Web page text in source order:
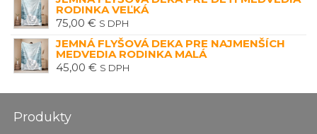
RODINKA VEĽKÁ
75,00 € S DPH
JEMNÁ FLYŠOVÁ DEKA PRE NAJMENŠÍCH
MEDVEDIA RODINKA MALÁ
45,00 € S DPH
Produkty